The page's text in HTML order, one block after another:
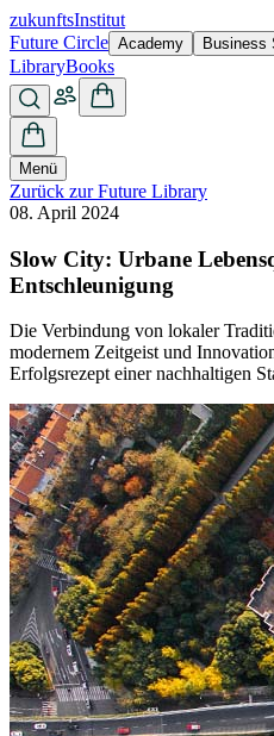
zukunftsInstitut
Future Circle Academy Business
LibraryBooks
Menü
Zurück zur Future Library
08. April 2024
Slow City: Urbane
Entschleunigung
Die Verbindung von lokaler
modernem Zeitgeist und
Erfolgsrezept einer nachhaltigen